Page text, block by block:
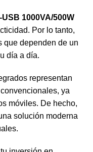
1000VA/500W
Por lo tanto,
que dependen de un
día a día.
representan
ya
móviles. De hecho,
solución moderna